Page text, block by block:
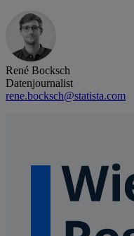
René Bocksch
Datenjournalist
rene.bocksch@statista.com